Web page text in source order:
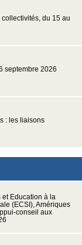
du 15 au
septembre 2026
: les liaisons
et Education à la
(ECSI), Amériques
conseil aux